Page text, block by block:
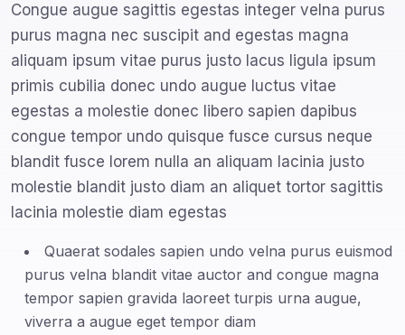
Congue augue sagittis egestas integer velna purus
purus magna nec suscipit and egestas magna
aliquam ipsum vitae purus justo lacus ligula ipsum
primis cubilia donec undo augue luctus vitae
egestas a molestie donec libero sapien dapibus
congue tempor undo quisque fusce cursus neque
blandit fusce lorem nulla an aliquam lacinia justo
molestie blandit justo diam an aliquet tortor sagittis
lacinia molestie diam egestas
Quaerat sodales sapien undo velna purus euismod
purus velna blandit vitae auctor and congue magna
tempor sapien gravida laoreet turpis urna augue,
viverra a augue eget tempor diam